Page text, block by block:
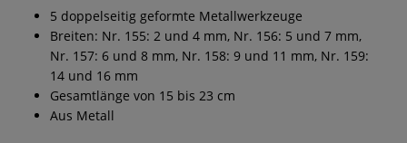
5 doppelseitig geformte Metallwerkzeuge
Breiten: Nr. 155: 2 und 4 mm, Nr. 156: 5 und 7 mm,
Nr. 157: 6 und 8 mm, Nr. 158: 9 und 11 mm, Nr. 159:
14 und 16 mm
Gesamtlänge von 15 bis 23 cm
Aus Metall